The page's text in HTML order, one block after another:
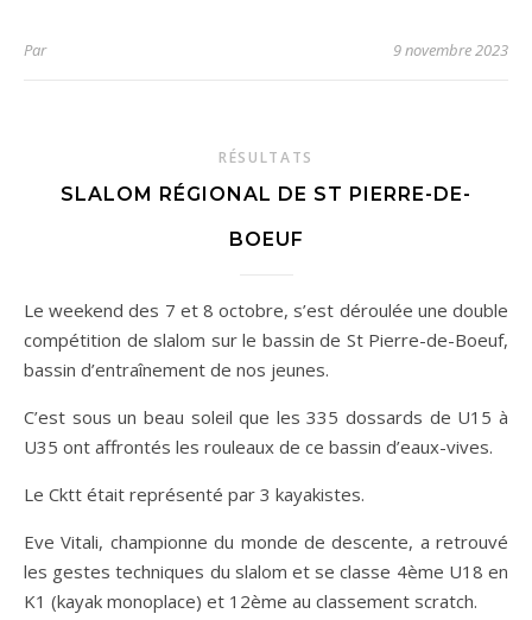
Par 9 novembre 2023
RÉSULTATS
SLALOM RÉGIONAL DE ST PIERRE-DE-
BOEUF
Le weekend des 7 et 8 octobre, s’est déroulée une double
compétition de slalom sur le bassin de St Pierre-de-Boeuf,
bassin d’entraînement de nos jeunes.
C’est sous un beau soleil que les 335 dossards de U15 à
U35 ont affrontés les rouleaux de ce bassin d’eaux-vives.
Le Cktt était représenté par 3 kayakistes.
EveVitali, championne du monde de descente, a retrouvé
les gestes techniques du slalom et se classe 4ème U18 en
K1 (kayak monoplace) et 12ème au classement scratch.